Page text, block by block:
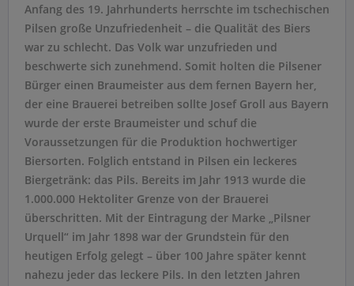
Anfang des 19. Jahrhunderts herrschte im tschechischen
Pilsen große Unzufriedenheit – die Qualität des Biers
war zu schlecht. Das Volk war unzufrieden und
beschwerte sich zunehmend. Somit holten die Pilsener
Bürger einen Braumeister aus dem fernen Bayern her,
der eine Brauerei betreiben sollte Josef Groll aus Bayern
wurde der erste Braumeister und schuf die
Voraussetzungen für die Produktion hochwertiger
Biersorten. Folglich entstand in Pilsen ein leckeres
Biergetränk: das Pils. Bereits im Jahr 1913 wurde die
1.000.000 Hektoliter Grenze von der Brauerei
überschritten. Mit der Eintragung der Marke „Pilsner
Urquell“ im Jahr 1898 war der Grundstein für den
heutigen Erfolg gelegt – über 100 Jahre später kennt
nahezu jeder das leckere Pils. In den letzten Jahren